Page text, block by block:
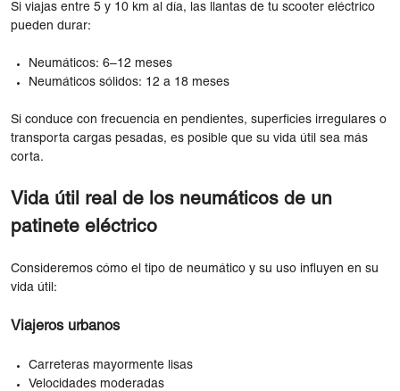
Si viajas entre 5 y 10 km al día, las llantas de tu scooter eléctrico
pueden durar:
Neumáticos: 6–12 meses
Neumáticos sólidos: 12 a 18 meses
Si conduce con frecuencia en pendientes, superficies irregulares o
transporta cargas pesadas, es posible que su vida útil sea más
corta.
Vida útil real de los neumáticos de un
patinete eléctrico
Consideremos cómo el tipo de neumático y su uso influyen en su
vida útil:
Viajeros urbanos
Carreteras mayormente lisas
Velocidades moderadas